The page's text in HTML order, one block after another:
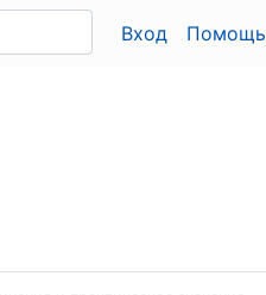
Вход Помощь